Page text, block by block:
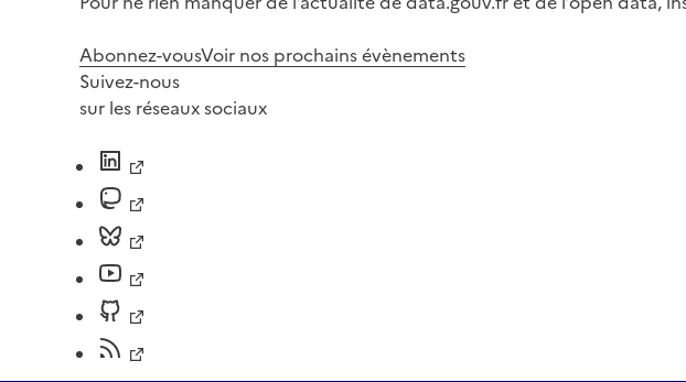
Abonnez-vousVoir nos prochains évènements
Suivez-nous
sur les réseaux sociaux